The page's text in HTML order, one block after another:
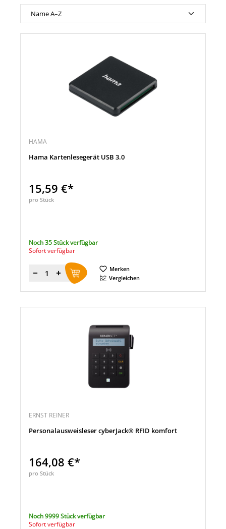
HAMA
Hama Kartenlesegerät USB 3.0
15,59 €*
pro Stück
Noch 35 Stück verfügbar
Sofort verfügbar
Menge
Merken
Vergleichen
ERNST REINER
Personalausweisleser cyberJack® RFID komfort
164,08 €*
pro Stück
Noch 9999 Stück verfügbar
Sofort verfügbar